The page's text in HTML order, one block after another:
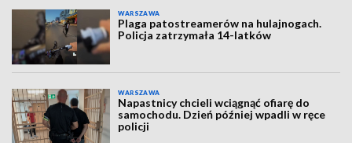
WARSZAWA
Plaga patostreamerów na hulajnogach.
Policja zatrzymała 14-latków
WARSZAWA
Napastnicy chcieli wciągnąć ofiarę do
samochodu. Dzień później wpadli w ręce
policji